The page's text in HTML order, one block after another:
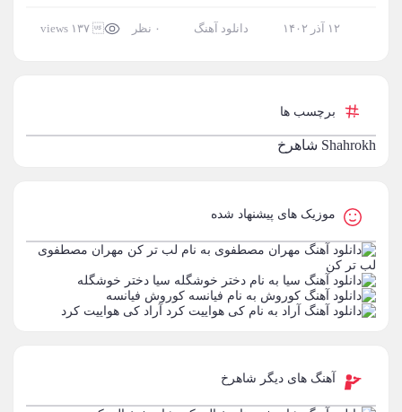
۱۲ آذر ۱۴۰۲ دانلود آهنگ ۰ نظر ۱۳۷ views
برچسب ها
Shahrokh شاهرخ
موزیک های پیشنهاد شده
مهران مصطفوی
لب تر کن
سیا دختر خوشگله
کوروش فیانسه
آراد کی هواییت کرد
آهنگ های دیگر شاهرخ